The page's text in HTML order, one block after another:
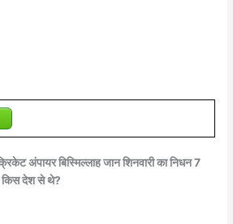
अंपायर बिस्मिल्लाह जान शिनवारी का निधन 7
किस देश से थे?